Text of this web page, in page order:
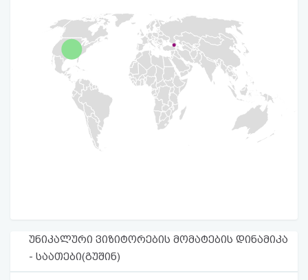
უნიკალური ვიზიტორების მომატების დინამიკა
- საათები(გუშინ)